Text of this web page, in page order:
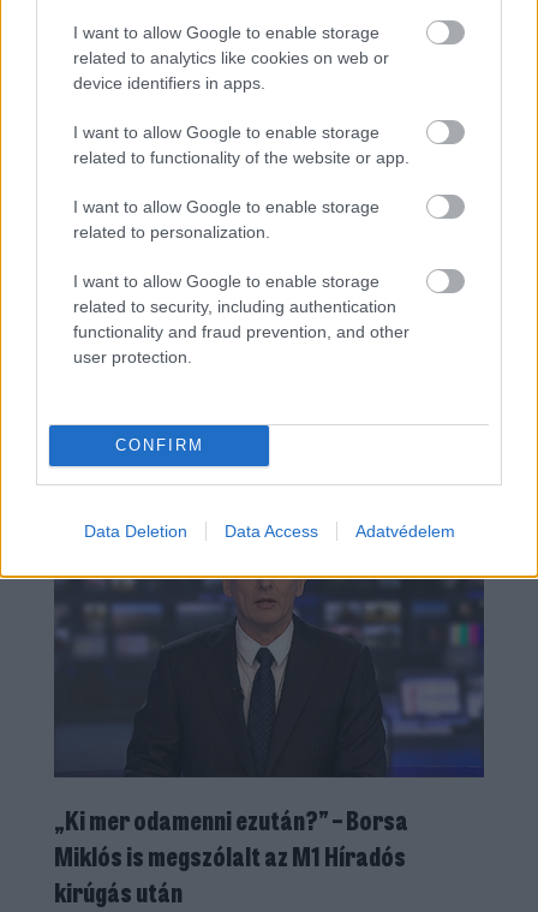
I want to allow Google to enable storage
related to analytics like cookies on web or
device identifiers in apps.
I want to allow Google to enable storage
related to functionality of the website or app.
I want to allow Google to enable storage
related to personalization.
I want to allow Google to enable storage
related to security, including authentication
functionality and fraud prevention, and other
user protection.
CONFIRM
Data Deletion Data Access Adatvédelem
Összeállt a Zwack a Motóval és
megszületett az Unicummal készült pizza
A Zwack és a Moto Pizza rendhagyó kollaborációjának
köszönhetően megszületett az Unicummal készült pizza,
ami egy hónapig elérhető.
BRAND| 2026. AUGUSZTUS 07.
„Ki mer odamenni ezután?” – Borsa
Miklós is megszólalt az M1 Híradós
kirúgás után